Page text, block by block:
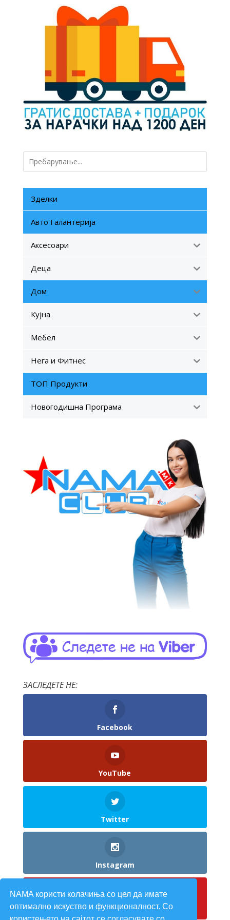
Зделки
Авто Галантерија
Аксесоари
Деца
Дом
Кујна
Мебел
Нега и Фитнес
ТОП Продукти
Новогодишна Програма
ЗАСЛЕДЕТЕ НЕ:
Facebook
YouTube
Twitter
Instagram
Pinterest
NAMA користи колачиња со цел да имате
оптимално искуство и функционалност. Со